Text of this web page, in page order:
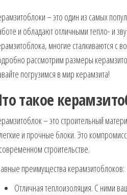
– это один из самых
и обладают отличными тепло- и
многие сталкиваются с
рассмотрим размеры
погрузимся в мир керамзита!
такое
– это строительный
и прочные блоки. Это
строительстве.
преимущества керамзитоблоков:
Отличная теплоизоляция. С ними